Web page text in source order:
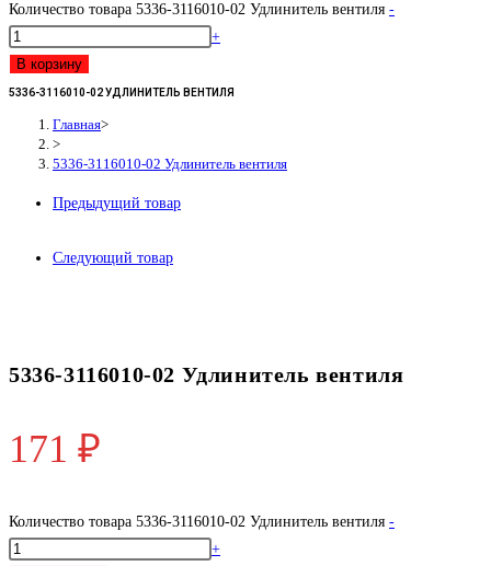
Количество товара 5336-3116010-02 Удлинитель вентиля -
+
В корзину
5336-3116010-02 УДЛИНИТЕЛЬ ВЕНТИЛЯ
Главная>
>
5336-3116010-02 Удлинитель вентиля
Предыдущий товар
Следующий товар
5336-3116010-02 Удлинитель вентиля
171 ₽
Количество товара 5336-3116010-02 Удлинитель вентиля -
+